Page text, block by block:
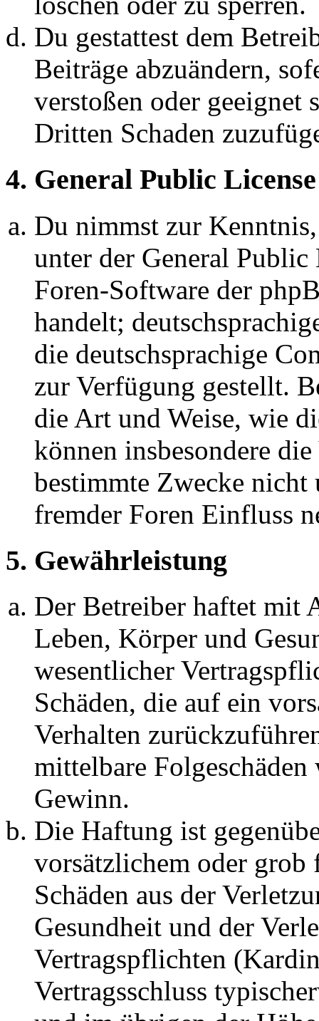
Du gestattest dem
Beiträge abzuändern,
verstoßen oder geeignet
Dritten Schaden
4. General Public License
Du nimmst zur
unter der General
Foren-Software der
handelt;
die deutschsprachige
zur Verfügung gestellt.
die Art und Weise, wie
können insbesondere
bestimmte Zwecke nicht
fremder Foren Einfluss
5. Gewährleistung
Der Betreiber haftet mit
Leben, Körper und
wesentlicher
Schäden, die auf ein
Verhalten
mittelbare Folgeschäden
Gewinn.
Die Haftung ist
vorsätzlichem oder grob
Schäden aus der
Gesundheit und der
Vertragspflichten
Vertragsschluss